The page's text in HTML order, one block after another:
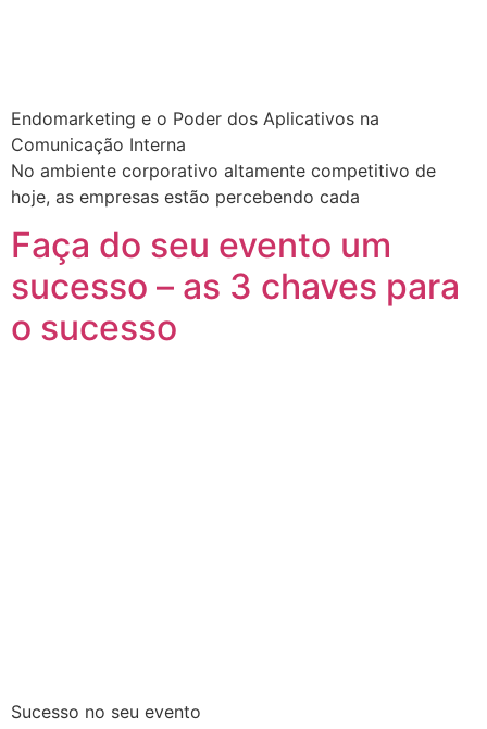
Endomarketing e o Poder dos Aplicativos na
Comunicação Interna
No ambiente corporativo altamente competitivo de
hoje, as empresas estão percebendo cada
Faça do seu evento um
sucesso – as 3 chaves para
o sucesso
Sucesso no seu evento